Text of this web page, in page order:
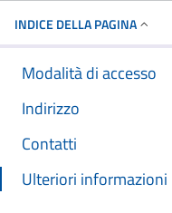
INDICE DELLA PAGINA
Modalità di accesso
Indirizzo
Contatti
Ulteriori informazioni